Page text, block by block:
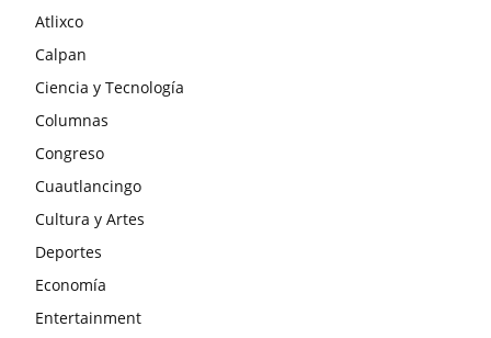
Atlixco
Calpan
Ciencia y Tecnología
Columnas
Congreso
Cuautlancingo
Cultura y Artes
Deportes
Economía
Entertainment